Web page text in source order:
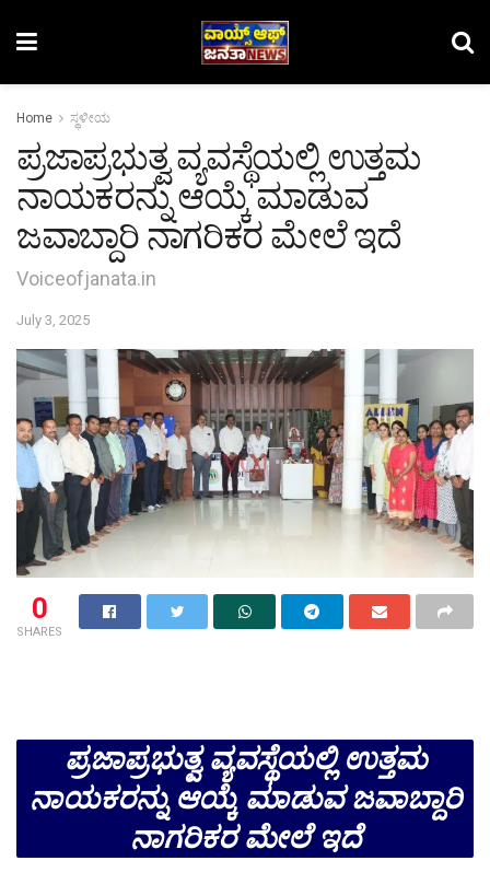
Home ಸ್ಥಳೀಯ
ಪ್ರಜಾಪ್ರಭುತ್ವ ವ್ಯವಸ್ಥೆಯಲ್ಲಿ ಉತ್ತಮ
ನಾಯಕರನ್ನು ಆಯ್ಕೆ ಮಾಡುವ
ಜವಾಬ್ದಾರಿ ನಾಗರಿಕರ ಮೇಲೆ ಇದೆ
Voiceofjanata.in
July 3, 2025
0
SHARES
ಪ್ರಜಾಪ್ರಭುತ್ವ ವ್ಯವಸ್ಥೆಯಲ್ಲಿ ಉತ್ತಮ
ನಾಯಕರನ್ನು ಆಯ್ಕೆ ಮಾಡುವ ಜವಾಬ್ದಾರಿ
ನಾಗರಿಕರ ಮೇಲೆ ಇದೆ